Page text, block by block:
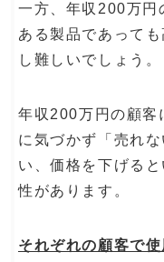
一方、年収200万円
ある製品であって
し難しいでしょう。
年収200万円の顧客
に気づかず「売れ
い、価格を下げると
性があります。
それぞれの顧客で